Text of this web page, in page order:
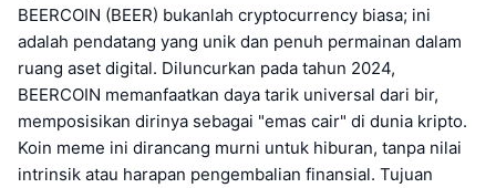
BEERCOIN (BEER) bukanlah cryptocurrency biasa; ini
adalah pendatang yang unik dan penuh permainan dalam
ruang aset digital. Diluncurkan pada tahun 2024,
BEERCOIN memanfaatkan daya tarik universal dari bir,
memposisikan dirinya sebagai "emas cair" di dunia kripto.
Koin meme ini dirancang murni untuk hiburan, tanpa nilai
intrinsik atau harapan pengembalian finansial. Tujuan